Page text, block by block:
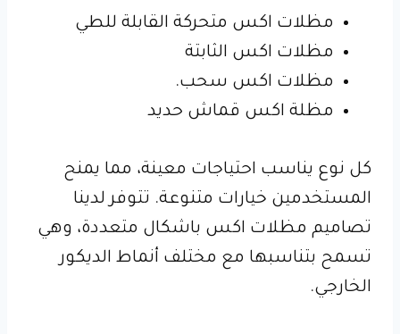
مظلات اكس متحركة القابلة للطي
مظلات اكس الثابتة
مظلات اكس سحب.
مظلة اكس قماش حديد
كل نوع يناسب احتياجات معينة، مما يمنح
المستخدمين خيارات متنوعة. تتوفر لدينا
تصاميم مظلات اكس باشكال متعددة، وهي
تسمح بتناسبها مع مختلف أنماط الديكور
الخارجي.